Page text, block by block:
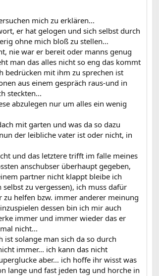
mich zu erklären...
er hat gelogen und sich selbst durch
ohne mich bloß zu stellen...
nie war er bereit oder manns genug
man das alles nicht so eng das kommt
bedrücken mit ihm zu sprechen ist
aus einem gespräch raus-und in
steckten...
abzulegen nur um alles ein wenig
mit garten und was da so dazu
der leibliche vater ist oder nicht, in
und das letztere trifft im falle meines
anschubser überhaupt gegeben,
partner nicht klappt bleibe ich
zu vergessen), ich muss dafür
helfen bzw. immer anderer meinung
dessen bin ich mir auch
immer und immer wieder das er
nicht...
ist solange man sich da so durch
immer... ich kann das nicht
aber... ich hoffe ihr wisst was
lange und fast jeden tag und horche in